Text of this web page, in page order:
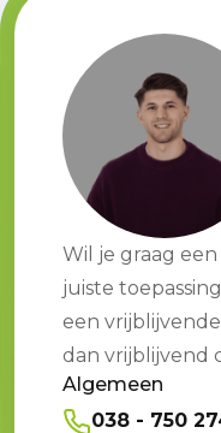
Wil je graag
juiste
een
dan vrijblijvend
Algemeen
038 - 750